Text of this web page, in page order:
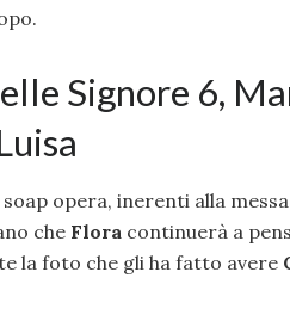
Signore 6,
opera, inerenti alla
che Flora continuerà a
la foto che gli ha fatto avere